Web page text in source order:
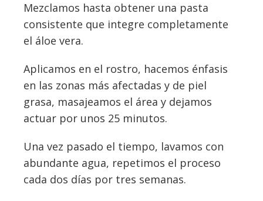
Mezclamos hasta obtener una pasta
consistente que integre completamente
el áloe vera.
Aplicamos en el rostro, hacemos énfasis
en las zonas más afectadas y de piel
grasa, masajeamos el área y dejamos
actuar por unos 25 minutos.
Una vez pasado el tiempo, lavamos con
abundante agua, repetimos el proceso
cada dos días por tres semanas.